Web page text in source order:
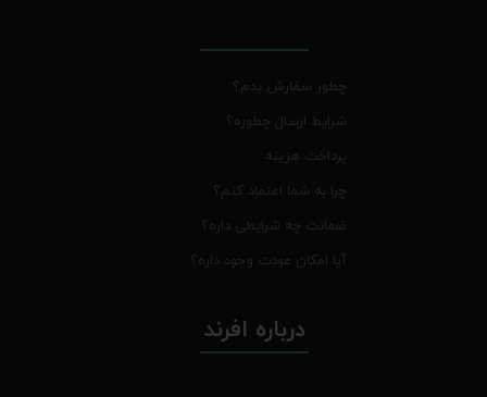
چطور سفارش بدم؟
شرایط ارسال چطوره؟
پرداخت هزینه
چرا به شما اعتماد کنم؟
ضمانت چه شرایطی داره؟
آیا امکان عودت وجود داره؟
درباره افرند